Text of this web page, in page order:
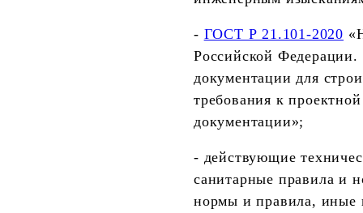
- ГОСТ Р 21.101-2020
Российской
документации для
требования к
документации»;
- действующие
санитарные правила и
нормы и правила, иные